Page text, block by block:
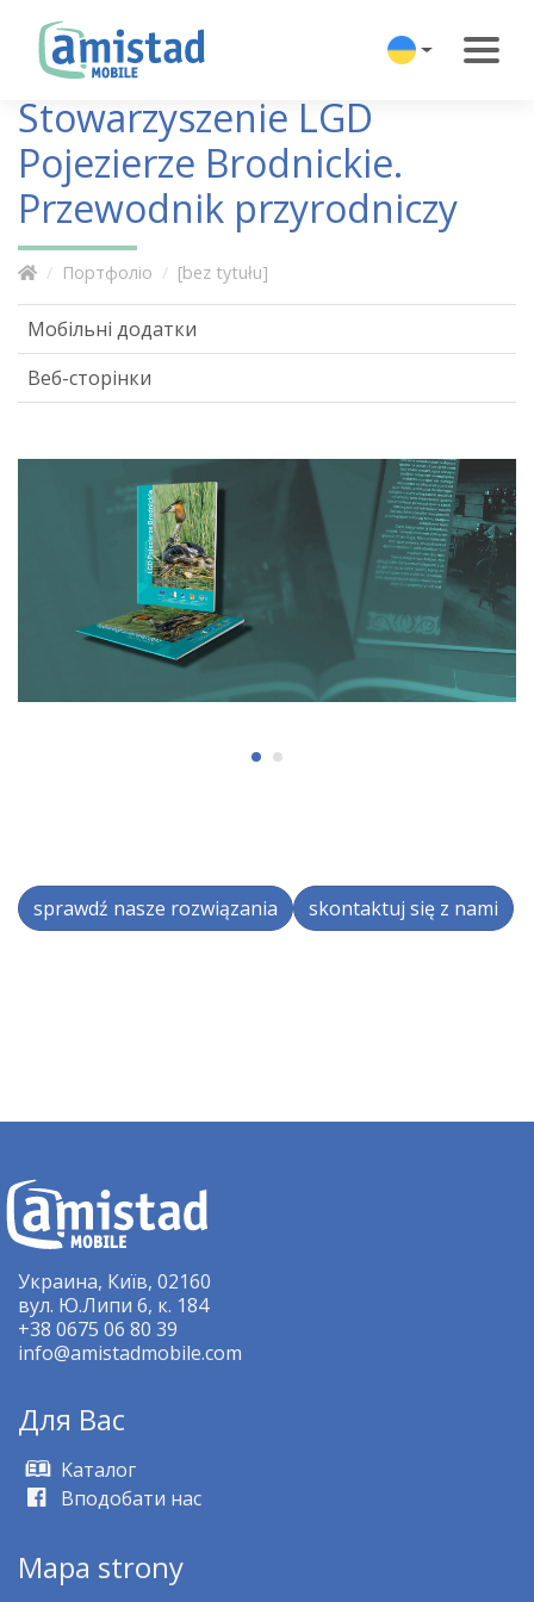
Stowarzyszenie LGD
Pojezierze Brodnickie.
Przewodnik przyrodniczy
Портфоліо [bez tytułu]
sprawdź nasze rozwiązania skontaktuj się z nami
Мобільні додатки
Веб-сторінки
Украина, Київ, 02160
вул. Ю.Липи 6, к. 184
+38 0675 06 80 39
info@amistadmobile.com
Для Bас
Kаталог
Вподобати нас
Mapa strony